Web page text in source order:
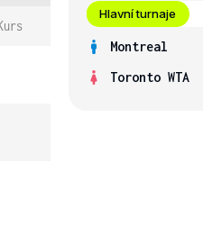
Hlavní turnaje
Montreal
Toronto WTA